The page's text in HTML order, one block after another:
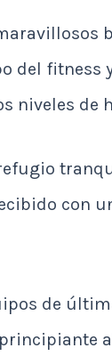
del
niveles de
con
de